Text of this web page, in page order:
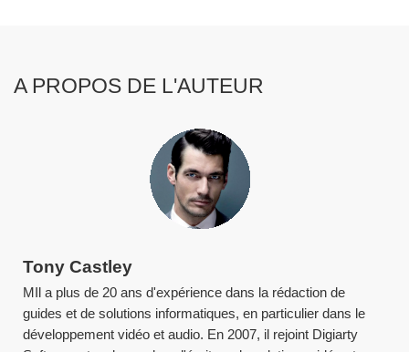
A PROPOS DE L'AUTEUR
Tony Castley
MIl a plus de 20 ans d'expérience dans la rédaction de
guides et de solutions informatiques, en particulier dans le
développement vidéo et audio. En 2007, il rejoint Digiarty